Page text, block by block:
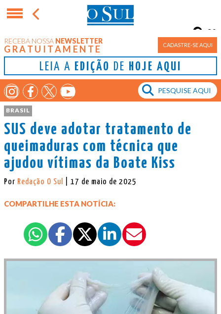
RECEBA NOSSA NEWSLETTER
GRATUITAMENTE CADASTRE-SE AQUI
LEIA A EDIÇÃO DE HOJE AQUI
Porto Alegre
9°
BRASIL
SUS deve adotar tratamento de
queimaduras com técnica que
ajudou vítimas da Boate Kiss
Por Redação O Sul | 17 de maio de 2025
COMPARTILHE ESTA NOTÍCIA: